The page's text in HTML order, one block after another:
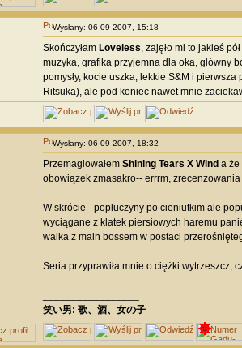
Wysłany: 06-09-2007, 15:18
Skończyłam Loveless, zajęło mi to jakieś
muzyka, grafika przyjemna dla oka, główny
pomysły, kocie uszka, lekkie S&M i
Ritsuka), ale pod koniec nawet mnie
Wysłany: 06-09-2007, 18:32
Przemaglowałem Shining Tears X Wind a że
obowiązek zmasakro-- errrm, zrecenzowania
W skrócie - popłuczyny po cieniutkim ale
wyciągane z klatek piersiowych haremu
walka z main bossem w postaci
Seria przyprawiła mnie o ciężki wytrzeszcz,
笑い男: 歌、酒、女の子 DRM: